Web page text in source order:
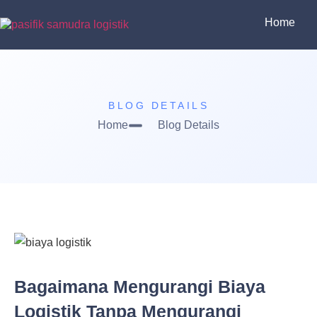
Home
BLOG DETAILS
Home Blog Details
Bagaimana Mengurangi Biaya
Logistik Tanpa Mengurangi